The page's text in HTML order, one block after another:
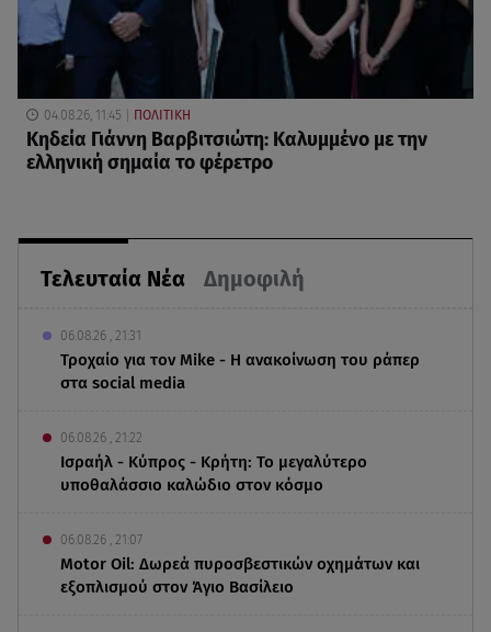
Τελευταία Νέα Δημοφιλή
06.08.26 , 21:31
Τροχαίο για τον Mike - Η ανακοίνωση του ράπερ
στα social media
06.08.26 , 21:22
Ισραήλ - Κύπρος - Κρήτη: Το μεγαλύτερο
υποθαλάσσιο καλώδιο στον κόσμο
06.08.26 , 21:07
Motor Oil: Δωρεά πυροσβεστικών οχημάτων και
εξοπλισμού στον Άγιο Βασίλειο
04.08.26, 11:45 ΠΟΛΙΤΙΚΗ
Κηδεία Γιάννη Βαρβιτσιώτη: Καλυμμένο με την
ελληνική σημαία το φέρετρο